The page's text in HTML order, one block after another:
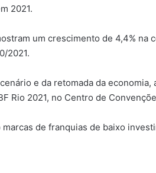
2021.
um crescimento de 4,4% na
2021.
e da retomada da economia,
Rio 2021, no Centro de
marcas de franquias de baixo